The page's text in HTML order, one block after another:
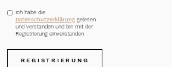
Ich habe die
Datenschutzerklärunggelesen
und verstanden und bin mit der
Registrierung einverstanden
REGISTRIERUNG